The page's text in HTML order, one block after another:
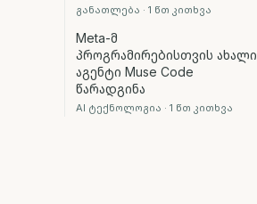
განათლება · 1 წთ კითხვა
Meta-მ
პროგრამირებისთვის ახალი
აგენტი Muse Code
წარადგინა
AI ტექნოლოგია · 1 წთ კითხვა